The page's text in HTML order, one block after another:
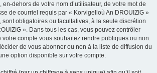
en-dehors de votre nom d’utilisateur, de votre mot de
de courriel requis par « Korvigelloù An DROUIZIG »
sont obligatoires ou facultatives, à la seule discrétion
». Dans tous les cas, vous pouvez contrôler
compte vous souhaitez rendre publiques ou non.
de vous abonner ou non à la liste de diffusion du
option disponible sur votre compte.